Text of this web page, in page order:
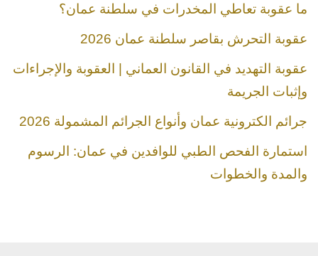
ما عقوبة تعاطي المخدرات في سلطنة عمان؟
عقوبة التحرش بقاصر سلطنة عمان 2026
عقوبة التهديد في القانون العماني | العقوبة والإجراءات
وإثبات الجريمة
جرائم الكترونية عمان وأنواع الجرائم المشمولة 2026
استمارة الفحص الطبي للوافدين في عمان: الرسوم
والمدة والخطوات